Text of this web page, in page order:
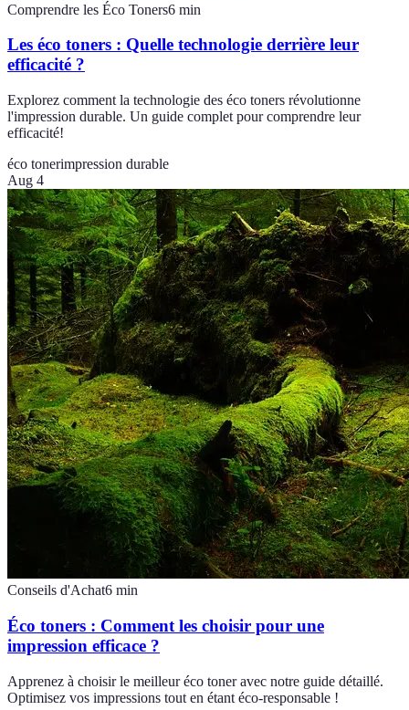
Comprendre les Éco Toners6 min
Les éco toners : Quelle technologie derrière leur
efficacité ?
Explorez comment la technologie des éco toners révolutionne
l'impression durable. Un guide complet pour comprendre leur
efficacité!
éco tonerimpression durable
Aug 4
Conseils d'Achat6 min
Éco toners : Comment les choisir pour une
impression efficace ?
Apprenez à choisir le meilleur éco toner avec notre guide détaillé.
Optimisez vos impressions tout en étant éco-responsable !